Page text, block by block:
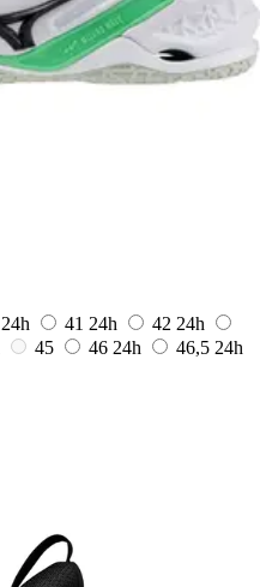
24h 41 24h 42 24h
45 46 24h 46,5 24h